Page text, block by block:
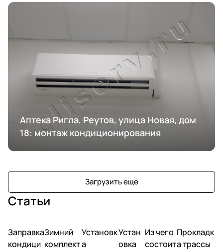
Аптека Ригла, Реутов, улица Новая, дом
18: монтаж кондиционирования
Загрузить еще
Статьи
Заправка
кондици
Зимний
комплект
Установк
а
Устан
овка
Из чего
состоит
Прокладк
а трассы